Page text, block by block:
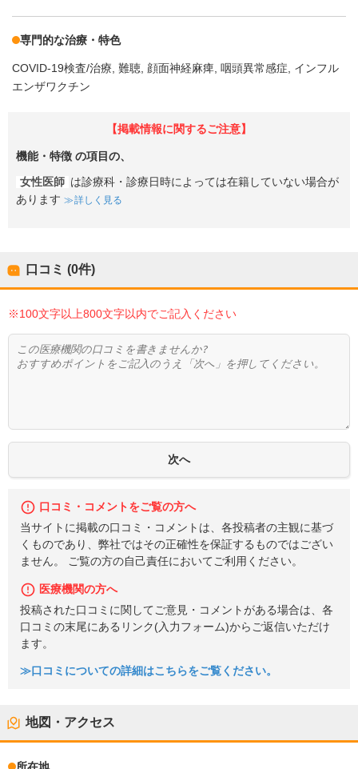
専門的な治療・特色
COVID-19検査/治療 難聴 顔面神経麻痺 咽頭異常感症
インフル
エンザワクチン
【掲載情報に関するご注意】
機能・特徴 の項目の、
女性医師 は診療科・診療日時によっては在籍していない場合が
あります
詳しく見る
口コミ (0件)
※100文字以上800文字以内でご記入ください
口コミ・コメントをご覧の方へ
当サイトに掲載の口コミ・コメントは、各投稿者の主観に基づ
くものであり、弊社ではその正確性を保証するものではござい
ません。 ご覧の方の自己責任においてご利用ください。
医療機関の方へ
投稿された口コミに関してご意見・コメントがある場合は、各
口コミの末尾にあるリンク(入力フォーム)からご返信いただけ
ます。
≫口コミについての詳細はこちらをご覧ください。
地図・アクセス